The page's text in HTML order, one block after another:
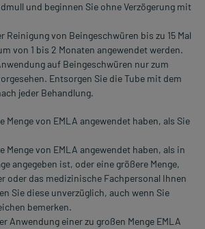
und beginnen Sie ohne Verzögerung mit
Reinigung von Beingeschwüren bis zu 15 Mal
von 1 bis 2 Monaten angewendet werden.
auf Beingeschwüren nur zum
Entsorgen Sie die Tube mit dem
jeder Behandlung.
Menge von EMLA angewendet haben, als Sie
Menge von EMLA angewendet haben, als in
angegeben ist, oder eine größere Menge,
oder das medizinische Fachpersonal Ihnen
Sie diese unverzüglich, auch wenn Sie
bemerken.
Anwendung einer zu großen Menge EMLA